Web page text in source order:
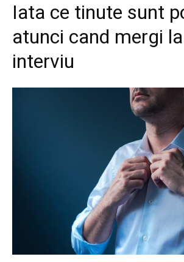
Iata ce tinute sunt
atunci cand mergi
interviu